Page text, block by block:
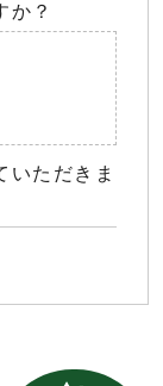
か？
いただきま